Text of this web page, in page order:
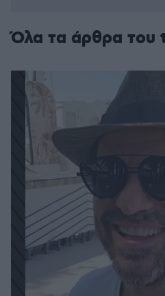
Όλα τα άρθρα του